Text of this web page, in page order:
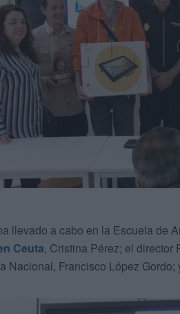
llevado a cabo en la Escuela de
Ceuta, Cristina Pérez; el director
Nacional, Francisco López